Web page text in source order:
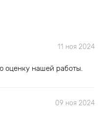
11 ноя 2024
оценку нашей работы.
09 ноя 2024